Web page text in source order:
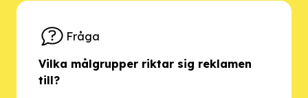
Fråga
Vilka målgrupper riktar sig reklamen
till?